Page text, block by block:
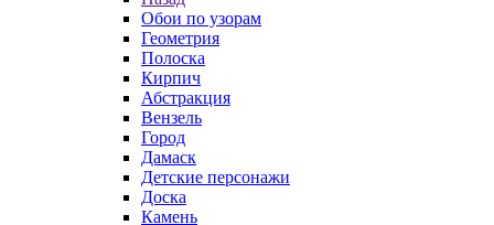
Обои по узорам
Геометрия
Полоска
Кирпич
Абстракция
Вензель
Город
Дамаск
Детские персонажи
Доска
Камень